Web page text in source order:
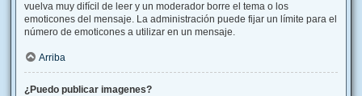
vuelva muy difícil de leer y un moderador borre el tema o los
emoticones del mensaje. La administración puede fijar un límite para el
número de emoticones a utilizar en un mensaje.
Arriba
¿Puedo publicar imagenes?